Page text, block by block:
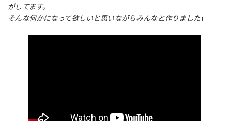
がしてます。
そんな何かになって欲しいと思いながらみんなと作りました 」